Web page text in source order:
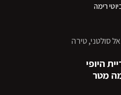
רימה
סולטני, טירה
היופי
מטר